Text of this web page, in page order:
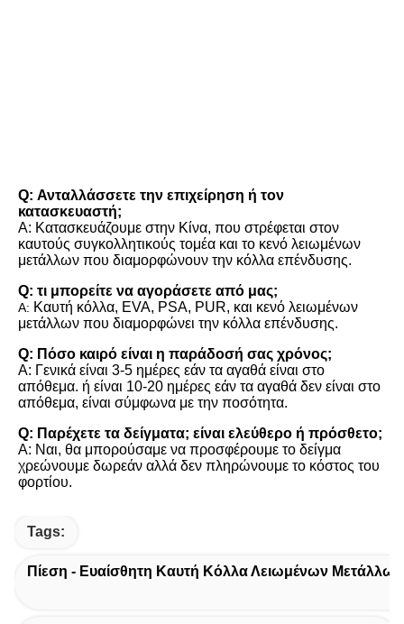
Q: Ανταλλάσσετε την επιχείρηση ή τον
κατασκευαστή;
Α: Κατασκευάζουμε στην Κίνα, που στρέφεται στον
καυτούς συγκολλητικούς τομέα και το κενό λειωμένων
μετάλλων που διαμορφώνουν την κόλλα επένδυσης.
Q: τι μπορείτε να αγοράσετε από μας;
Α: Καυτή κόλλα, EVA, PSA, PUR, και κενό λειωμένων
μετάλλων που διαμορφώνει την κόλλα επένδυσης.
Q: Πόσο καιρό είναι η παράδοσή σας χρόνος;
Α: Γενικά είναι 3-5 ημέρες εάν τα αγαθά είναι στο
απόθεμα. ή είναι 10-20 ημέρες εάν τα αγαθά δεν είναι στο
απόθεμα, είναι σύμφωνα με την ποσότητα.
Q: Παρέχετε τα δείγματα; είναι ελεύθερο ή πρόσθετο;
Α: Ναι, θα μπορούσαμε να προσφέρουμε το δείγμα
χρεώνουμε δωρεάν αλλά δεν πληρώνουμε το κόστος του
φορτίου.
Tags:
Πίεση - Ευαίσθητη Καυτή Κόλλα Λειωμένων Μετάλλων